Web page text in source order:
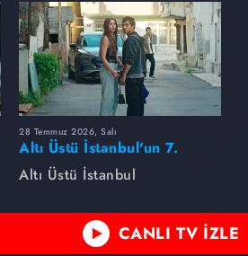
28 Temmuz 2026, Salı
Altı Üstü İstanbul'un 7.
Bölümünde neler oldu?
Altı Üstü İstanbul
CANLI TV İZLE